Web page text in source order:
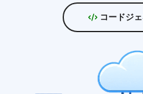
コードジ